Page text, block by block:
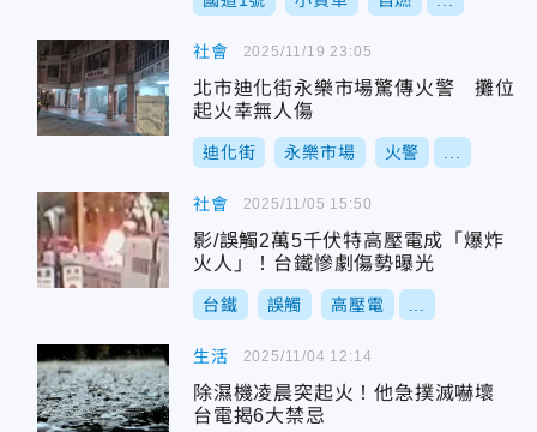
社會
北市迪化街永樂市場驚傳火警 攤位
起火幸無人傷
迪化街 永樂市場 火警
2025/11/19 23:05
社會
影/誤觸2萬5千伏特高壓電成「爆炸
火人」！台鐵慘劇傷勢曝光
台鐵 誤觸 高壓電
2025/11/05 15:50
生活
除濕機凌晨突起火！他急撲滅嚇壞
台電揭6大禁忌
2025/11/04 12:14